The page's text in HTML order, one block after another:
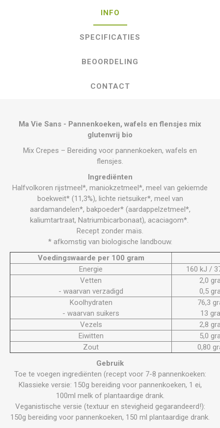
INFO
SPECIFICATIES
BEOORDELING
CONTACT
Ma Vie Sans - Pannenkoeken, wafels en flensjes mix
glutenvrij bio
Mix Crepes – Bereiding voor pannenkoeken, wafels en
flensjes.
Ingrediënten
Halfvolkoren rijstmeel*, maniokzetmeel*, meel van gekiemde
boekweit* (11,3%), lichte rietsuiker*, meel van
aardamandelen*, bakpoeder* (aardappelzetmeel*,
kaliumtartraat, Natriumbicarbonaat), acaciagom*.
Recept zonder maïs.
* afkomstig van biologische landbouw.
Voedingswaarde per 100 gram
Energie
160 kJ /
Vetten
- waarvan verzadigd
2,0
0,5
Koolhydraten
- waarvan suikers
76,3
13
Vezels
2,8
Eiwitten
5,0
Zout
0,80
Gebruik
Toe te voegen ingrediënten (recept voor 7-8 pannenkoeken:
Klassieke versie: 150g bereiding voor pannenkoeken, 1 ei,
100ml melk of plantaardige drank.
Veganistische versie (textuur en stevigheid gegarandeerd!):
150g bereiding voor pannenkoeken, 150 ml plantaardige drank.